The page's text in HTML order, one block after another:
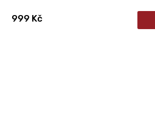
999 Kč